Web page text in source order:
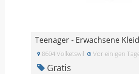
Teenager - Erwachsene
8604 Volketswil Vor einigen
Gratis